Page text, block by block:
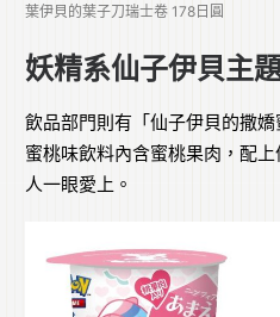
葉伊貝的葉子刀瑞士卷 178日圓
妖精系仙子伊貝主
飲品部門則有「仙子伊貝的撒
蜜桃味飲料內含蜜桃果肉，配
人一眼愛上。